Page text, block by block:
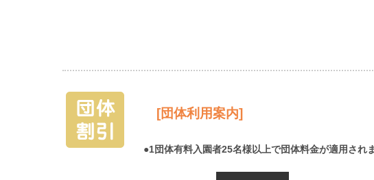
[団体利用案内]
●1団体有料入園者25名様以上で団体料金が適用され